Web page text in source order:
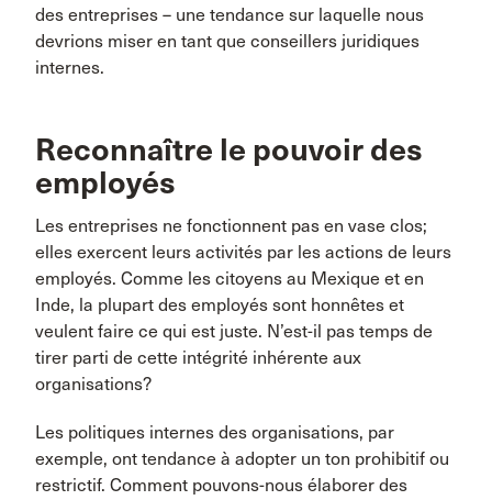
des entreprises – une tendance sur laquelle nous
devrions miser en tant que conseillers juridiques
internes.
Reconnaître le pouvoir des
employés
Les entreprises ne fonctionnent pas en vase clos;
elles exercent leurs activités par les actions de leurs
employés. Comme les citoyens au Mexique et en
Inde, la plupart des employés sont honnêtes et
veulent faire ce qui est juste. N’est-il pas temps de
tirer parti de cette intégrité inhérente aux
organisations?
Les politiques internes des organisations, par
exemple, ont tendance à adopter un ton prohibitif ou
restrictif. Comment pouvons-nous élaborer des